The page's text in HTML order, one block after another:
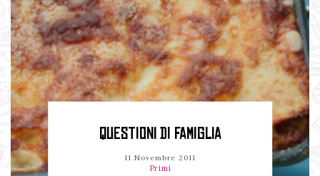
QUESTIONI DI FAMIGLIA
11 Novembre 2011
Primi